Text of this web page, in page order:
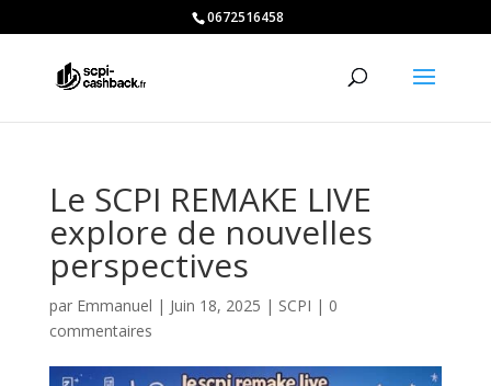
0672516458
Le SCPI REMAKE LIVE
explore de nouvelles
perspectives
par Emmanuel | Juin 18, 2025 | SCPI | 0
commentaires